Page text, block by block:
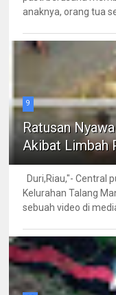
anaknya, orang tua
9
Ratusan
Akibat Limbah
Duri,Riau,"- Central
Kelurahan Talang
sebuah video di media